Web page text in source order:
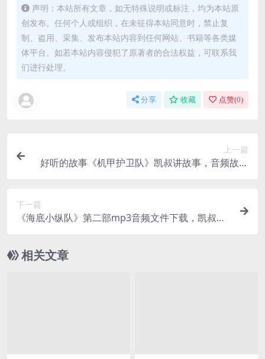
声明：本站所有文章，如无特殊说明或标注，均为本站原
创发布。任何个人或组织，在未征得本站同意时，禁止复
制、盗用、采集、发布本站内容到任何网站、书籍等各类媒
体平台。如若本站内容侵犯了原著者的合法权益，可联系我
们进行处理。
分享 收藏 点赞(0)
上一篇
好听的故事《机甲护卫队》凯叔讲故事，音频故事
下一篇
《海底小纵队》第二部mp3音频文件下载，凯叔讲
相关文章